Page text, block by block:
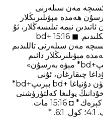
مەن سىلەرنى
ھەمدە مېۋىلىرىڭلار
نېمە تىلىسەڭلار، ئۇ
سىلەرگە بەرسۇن دەپ سىلەرنى تىكلىدىم. ◼ 15:16 +bd
مەن سىلەرنى تاللىدىم
مېۋىلىرىڭلار دائىم
ساقلانسۇن...»+bd* ــ «...+bd بېرىپ+bd* مېۋە بەرسۇن»
چىقارغان، ئۇنى
خۇرسەن قىلىدىغان مېۋە بولسا، پۈتۈن دۇنياغا +bd بېرىپ+bd*
يولىغا كەلتۈرۈشنى
ئۆز ئىچىگە ئالىدۇ، دەپ كۆرسەتسە كېرەك.* ◘ 15:16 مات.